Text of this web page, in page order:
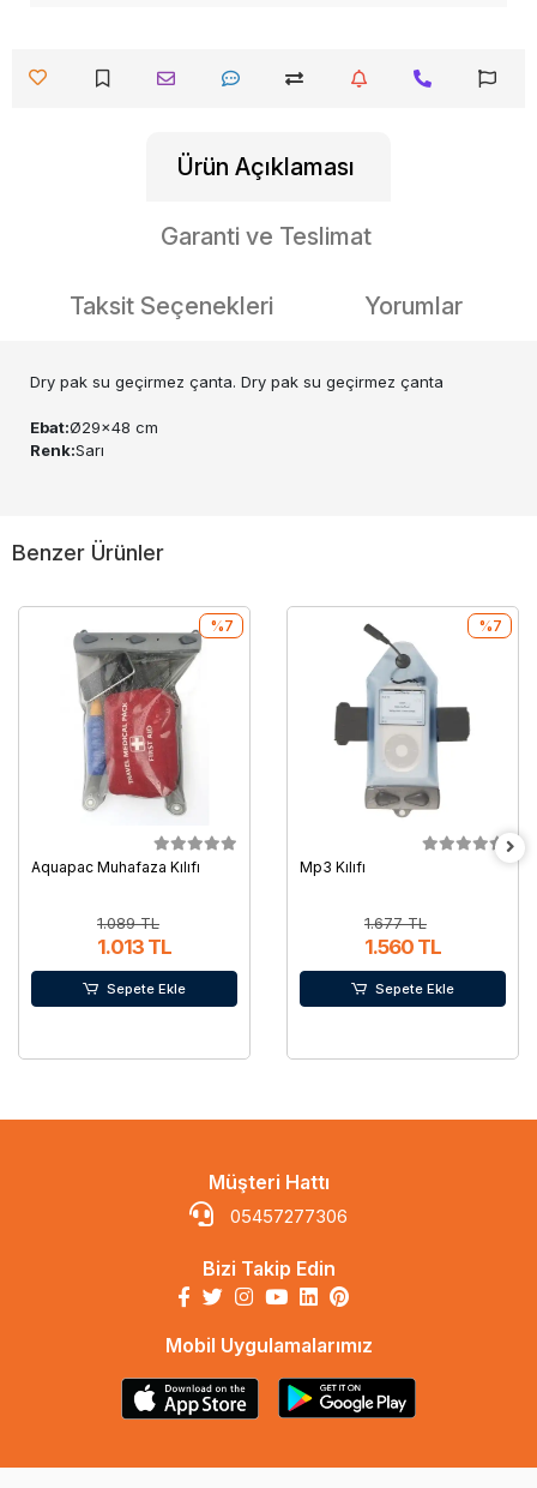
Ürün Açıklaması
Garanti ve Teslimat
Taksit Seçenekleri Yorumlar
Dry pak su geçirmez çanta. Dry pak su geçirmez çanta
Ebat:Ø29x48 cm
Renk:Sarı
Benzer Ürünler
Aquapac Muhafaza Kılıfı
1.089 TL
1.013 TL
%7
Sepete Ekle
Mp3 Kılıfı
1.677 TL
1.560 TL
%7
Sepete Ekle
Müşteri Hattı
05457277306
Bizi Takip Edin
Mobil Uygulamalarımız